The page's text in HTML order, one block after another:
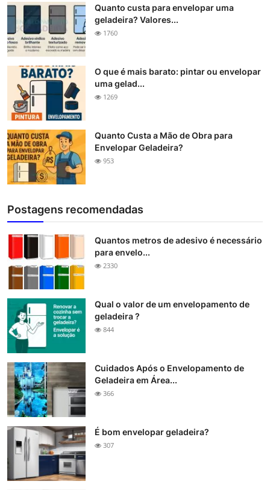
Quanto custa para envelopar uma
geladeira? Valores...
1760
O que é mais barato: pintar ou envelopar
uma gelad...
1269
Quanto Custa a Mão de Obra para
Envelopar Geladeira?
953
Postagens recomendadas
Quantos metros de adesivo é necessário
para envelo...
2330
Qual o valor de um envelopamento de
geladeira ?
844
Cuidados Após o Envelopamento de
Geladeira em Área...
366
É bom envelopar geladeira?
307